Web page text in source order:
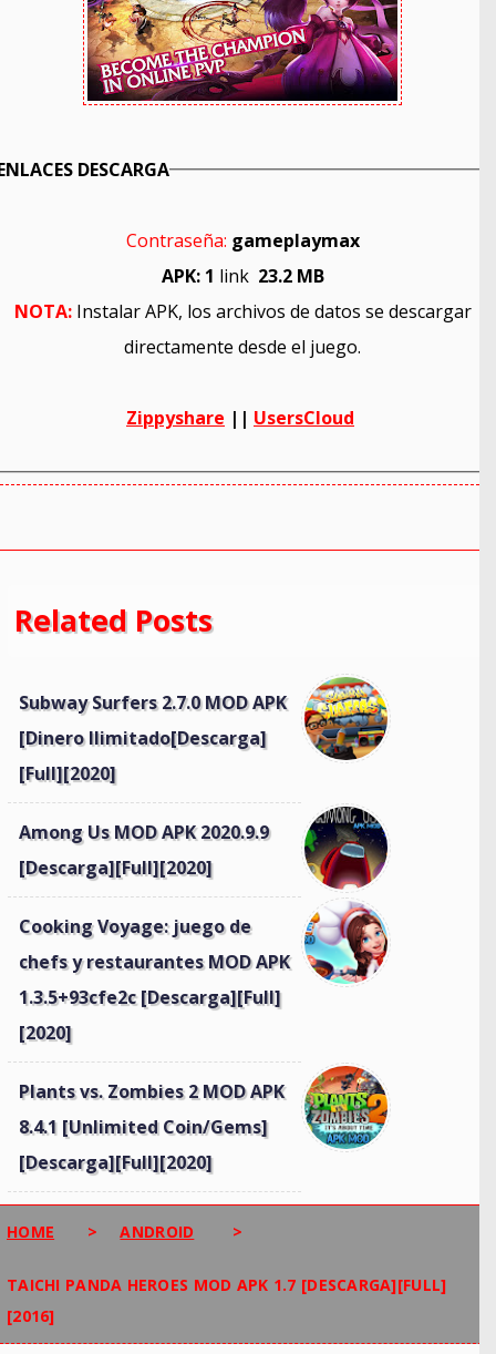
DESCARGA
Contraseña: gameplaymax
APK: 1 link 23.2 MB
NOTA:Instalar APK, los archivos de datos se descargar
directamente desde el juego.
Zippyshare || UsersCloud
Related Posts
Subway Surfers 2.7.0 MOD APK
[Dinero Ilimitado[Descarga]
[Full][2020]
Among Us MOD APK 2020.9.9
[Descarga][Full][2020]
Cooking Voyage: juego de
chefs y restaurantes MOD APK
1.3.5+93cfe2c [Descarga][Full]
[2020]
Plants vs. Zombies 2 MOD APK
8.4.1 [Unlimited Coin/Gems]
[Descarga][Full][2020]
HOME > ANDROID >
TAICHI PANDA HEROES MOD APK 1.7 [DESCARGA][FULL]
[2016]